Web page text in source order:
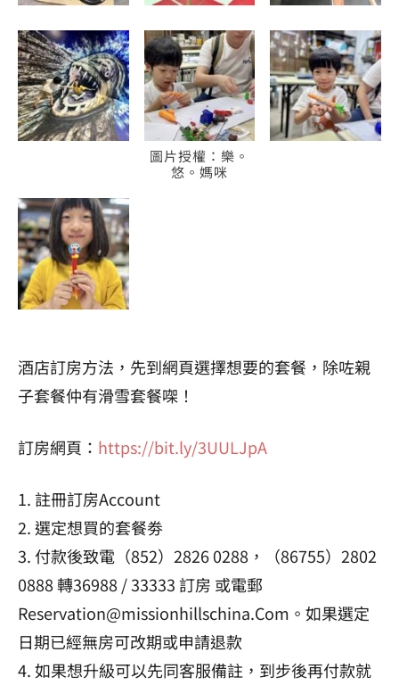
圖片授權：樂。
悠。媽咪
酒店訂房方法，先到網頁選擇想要的套餐，除咗親
子套餐仲有滑雪套餐㗎！
訂房網頁： https://bit.ly/3UULJpA
1. 註冊訂房Account
2. 選定想買的套餐劵
3. 付款後致電（852）2826 0288，（86755）2802
0888 轉36988 / 33333 訂房 或電郵
Reservation@missionhillschina.Com 。如果選定
日期已經無房可改期或申請退款
4. 如果想升級可以先同客服備註，到步後再付款就